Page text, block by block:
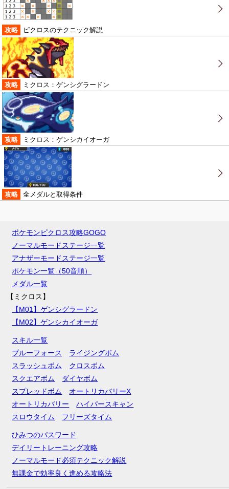
攻略 ピクロスのテクニック解説
攻略 ミクロス：ゲンシグラードン
攻略 ミクロス：ゲンシカイオーガ
攻略 全メダルと取得条件
ポケモンピクロス攻略GOGO
ノーマルモードステージ一覧
アナザーモードステージ一覧
ポケモン一覧（50音順）
メダル一覧
【ミクロス】
【M01】ゲンシグラードン
【M02】ゲンシカイオーガ
スキル一覧
ブルーフォース
ライジングボム
スラッシュボム
クロスボム
スクエアボム
ダイヤボム
スプレッドボム
オートリカバリーX
オートリカバリー
ハイパースキャン
スロウタイム
フリーズタイム
ひみつのパスワード
デイリートレーニング攻略
ノーマルモード必須テクニック解説
無課金で効率良く進める攻略法